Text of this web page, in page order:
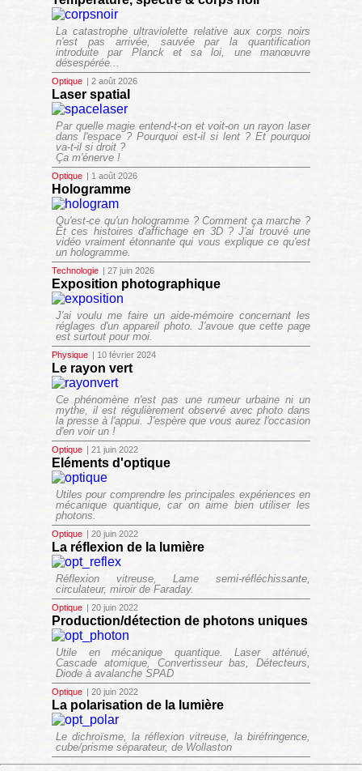
La catastrophe ultraviolette relative aux corps noirs
n'est pas arrivée, sauvée par la quantification
introduite par Planck et sa loi, une manœuvre
désespérée...
Optique | 2 août 2026
Laser spatial
Par quelle magie entend-t-on et voit-on un rayon laser
dans l'espace ? Pourquoi est-il si lent ? Et pourquoi
va-t-il si droit ?
Ça m'énerve !
Optique | 1 août 2026
Hologramme
Qu'est-ce qu'un hologramme ? Comment ça marche ?
Et ces histoires d'affichage en 3D ? J'ai trouvé une
vidéo vraiment étonnante qui vous explique ce qu'est
un hologramme.
Technologie | 27 juin 2026
Exposition photographique
J'ai voulu me faire un aide-mémoire concernant les
réglages d'un appareil photo. J'avoue que cette page
est surtout pour moi.
Physique | 10 février 2024
Le rayon vert
Ce phénomène n'est pas une rumeur urbaine ni un
mythe, il est régulièrement observé avec photo dans
la presse à l'appui. J'espère que vous aurez l'occasion
d'en voir un !
Optique | 21 juin 2022
Eléments d'optique
Utiles pour comprendre les principales expériences en
mécanique quantique, car on aime bien utiliser les
photons.
Optique | 20 juin 2022
La réflexion de la lumière
Réflexion vitreuse, Lame semi-réfléchissante,
circulateur, miroir de Faraday.
Optique | 20 juin 2022
Production/détection de photons uniques
Utile en mécanique quantique. Laser atténué,
Cascade atomique, Convertisseur bas, Détecteurs,
Diode à avalanche SPAD
Optique | 20 juin 2022
La polarisation de la lumière
Le dichroïsme, la réflexion vitreuse, la biréfringence,
cube/prisme séparateur, de Wollaston